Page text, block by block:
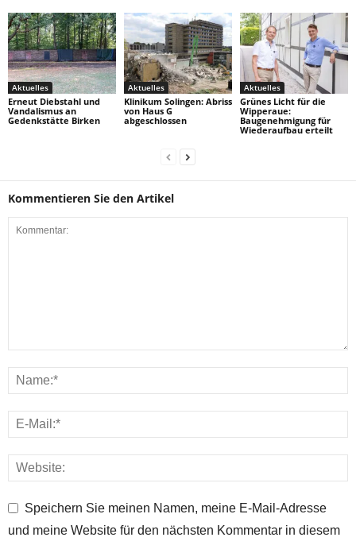
Aktuelles
Erneut Diebstahl und
Vandalismus an
Gedenkstätte Birken
Aktuelles
Klinikum Solingen: Abriss
von Haus G
abgeschlossen
Aktuelles
Grünes Licht für die
Wipperaue:
Baugenehmigung für
Wiederaufbau erteilt
Kommentieren Sie den Artikel
Speichern Sie meinen Namen, meine E-Mail-Adresse
und meine Website für den nächsten Kommentar in diesem